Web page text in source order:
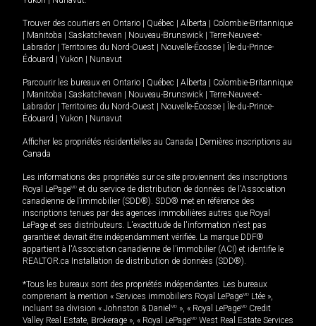
Trouver des courtiers en Ontario | Québec | Alberta | Colombie-Britannique
| Manitoba | Saskatchewan | Nouveau-Brunswick | Terre-Neuve-et-
Labrador | Territoires du Nord-Ouest | Nouvelle-Écosse | Île-du-Prince-
Édouard | Yukon | Nunavut
Parcourir les bureaux en Ontario | Québec | Alberta | Colombie-Britannique
| Manitoba | Saskatchewan | Nouveau-Brunswick | Terre-Neuve-et-
Labrador | Territoires du Nord-Ouest | Nouvelle-Écosse | Île-du-Prince-
Édouard | Yukon | Nunavut
Afficher les propriétés résidentielles au Canada | Dernières inscriptions au
Canada
Les informations des propriétés sur ce site proviennent des inscriptions
Royal LePageMD et du service de distribution de données de l'Association
canadienne de l’immobilier (SDD®). SDD® met en référence des
inscriptions tenues par des agences immobilières autres que Royal
LePage et ses distributeurs. L'exactitude de l'information n'est pas
garantie et devrait être indépendamment vérifiée. La marque DDF®
appartient à l'Association canadienne de l’immobilier (ACI) et identifie le
REALTOR.ca Installation de distribution de données (SDD®).
*Tous les bureaux sont des propriétés indépendantes. Les bureaux
comprenant la mention « Services immobiliers Royal LePageMD Ltée »,
incluant sa division « Johnston & Daniel MD », « Royal LePageMD Credit
Valley Real Estate, Brokerage », « Royal LePageMD West Real Estate Services